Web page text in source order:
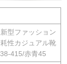
型ファッション
性カジュアル靴
415/赤青45